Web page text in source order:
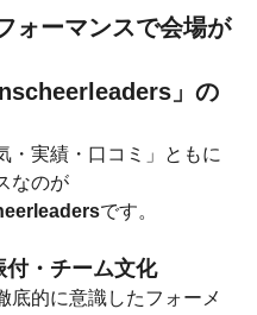
ォーマンスで会場が
」の
・実績・口コミ」ともに
なのが
です。
付・チーム文化
底的に意識したフォーメ